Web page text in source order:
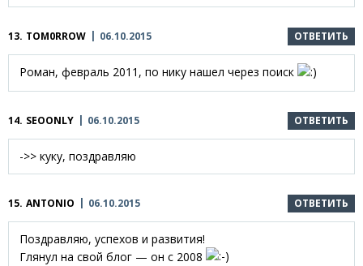
13. TOM0RROW 06.10.2015 ОТВЕТИТЬ
Роман, февраль 2011, по нику нашел через поиск
14. SEOONLY 06.10.2015 ОТВЕТИТЬ
->> куку, поздравляю
15. ANTONIO 06.10.2015 ОТВЕТИТЬ
Поздравляю, успехов и развития!
Глянул на свой блог — он с 2008